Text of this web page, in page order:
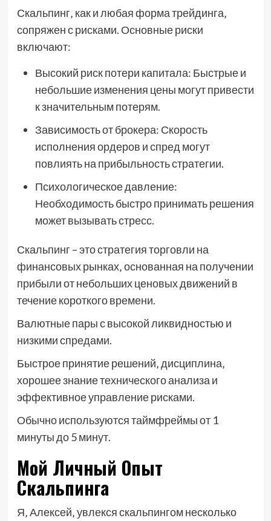
Скальпинг‚ как и любая форма трейдинга‚
сопряжен с рисками. Основные риски
включают:
Высокий риск потери капитала: Быстрые и
небольшие изменения цены могут привести
к значительным потерям.
Зависимость от брокера: Скорость
исполнения ордеров и спред могут
повлиять на прибыльность стратегии.
Психологическое давление:
Необходимость быстро принимать решения
может вызывать стресс.
Скальпинг – это стратегия торговли на
финансовых рынках‚ основанная на получении
прибыли от небольших ценовых движений в
течение короткого времени.
Валютные пары с высокой ликвидностью и
низкими спредами.
Быстрое принятие решений‚ дисциплина‚
хорошее знание технического анализа и
эффективное управление рисками.
Обычно используются таймфреймы от 1
минуты до 5 минут.
Мой Личный Опыт
Скальпинга
Я‚ Алексей‚ увлекся скальпингом несколько